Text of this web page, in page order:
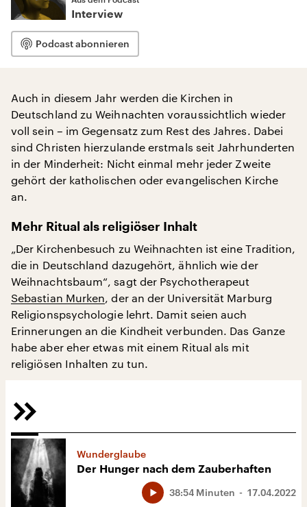
Interview
Podcast abonnieren
Auch in diesem Jahr werden die Kirchen in
Deutschland zu Weihnachten voraussichtlich wieder
voll sein – im Gegensatz zum Rest des Jahres. Dabei
sind Christen hierzulande erstmals seit Jahrhunderten
in der Minderheit: Nicht einmal mehr jeder Zweite
gehört der katholischen oder evangelischen Kirche
an.
Mehr Ritual als religiöser Inhalt
„Der Kirchenbesuch zu Weihnachten ist eine Tradition,
die in Deutschland dazugehört, ähnlich wie der
Weihnachtsbaum“, sagt der Psychotherapeut
Sebastian Murken, der an der Universität Marburg
Religionspsychologie lehrt. Damit seien auch
Erinnerungen an die Kindheit verbunden. Das Ganze
habe aber eher etwas mit einem Ritual als mit
religiösen Inhalten zu tun.
Wunderglaube
Der Hunger nach dem Zauberhaften
17.04.2022
38:54 Minuten